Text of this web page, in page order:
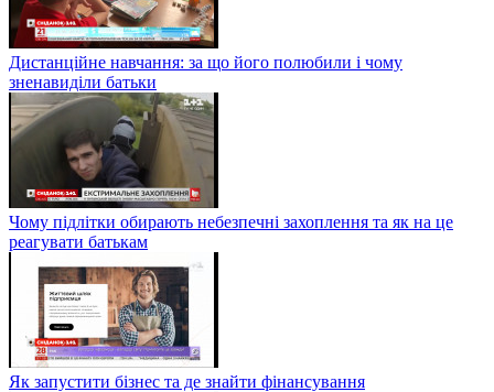
Дистанційне навчання: за що його полюбили і чому
зненавиділи батьки
Чому підлітки обирають небезпечні захоплення та як на це
реагувати батькам
Як запустити бізнес та де знайти фінансування